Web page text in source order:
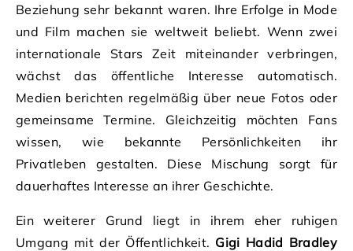
Beziehung sehr bekannt waren. Ihre Erfolge in Mode
und Film machen sie weltweit beliebt. Wenn zwei
internationale Stars Zeit miteinander verbringen,
wächst das öffentliche Interesse automatisch.
Medien berichten regelmäßig über neue Fotos oder
gemeinsame Termine. Gleichzeitig möchten Fans
wissen, wie bekannte Persönlichkeiten ihr
Privatleben gestalten. Diese Mischung sorgt für
dauerhaftes Interesse an ihrer Geschichte.
Ein weiterer Grund liegt in ihrem eher ruhigen
Umgang mit der Öffentlichkeit. Gigi Hadid Bradley